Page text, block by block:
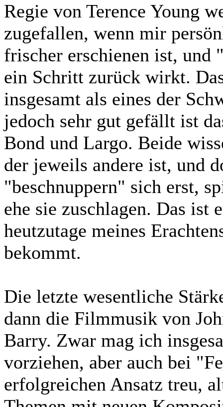
Regie von Terence Young
zugefallen, wenn mir
frischer erschienen ist, und
ein Schritt zurück wirkt.
insgesamt als eines der
jedoch sehr gut gefällt ist
Bond und Largo. Beide
der jeweils andere ist, und
"beschnuppern" sich erst,
ehe sie zuschlagen. Das ist
heutzutage meines
bekommt.
Die letzte wesentliche
dann die Filmmusik von
Barry. Zwar mag ich
vorziehen, aber auch bei
erfolgreichen Ansatz treu,